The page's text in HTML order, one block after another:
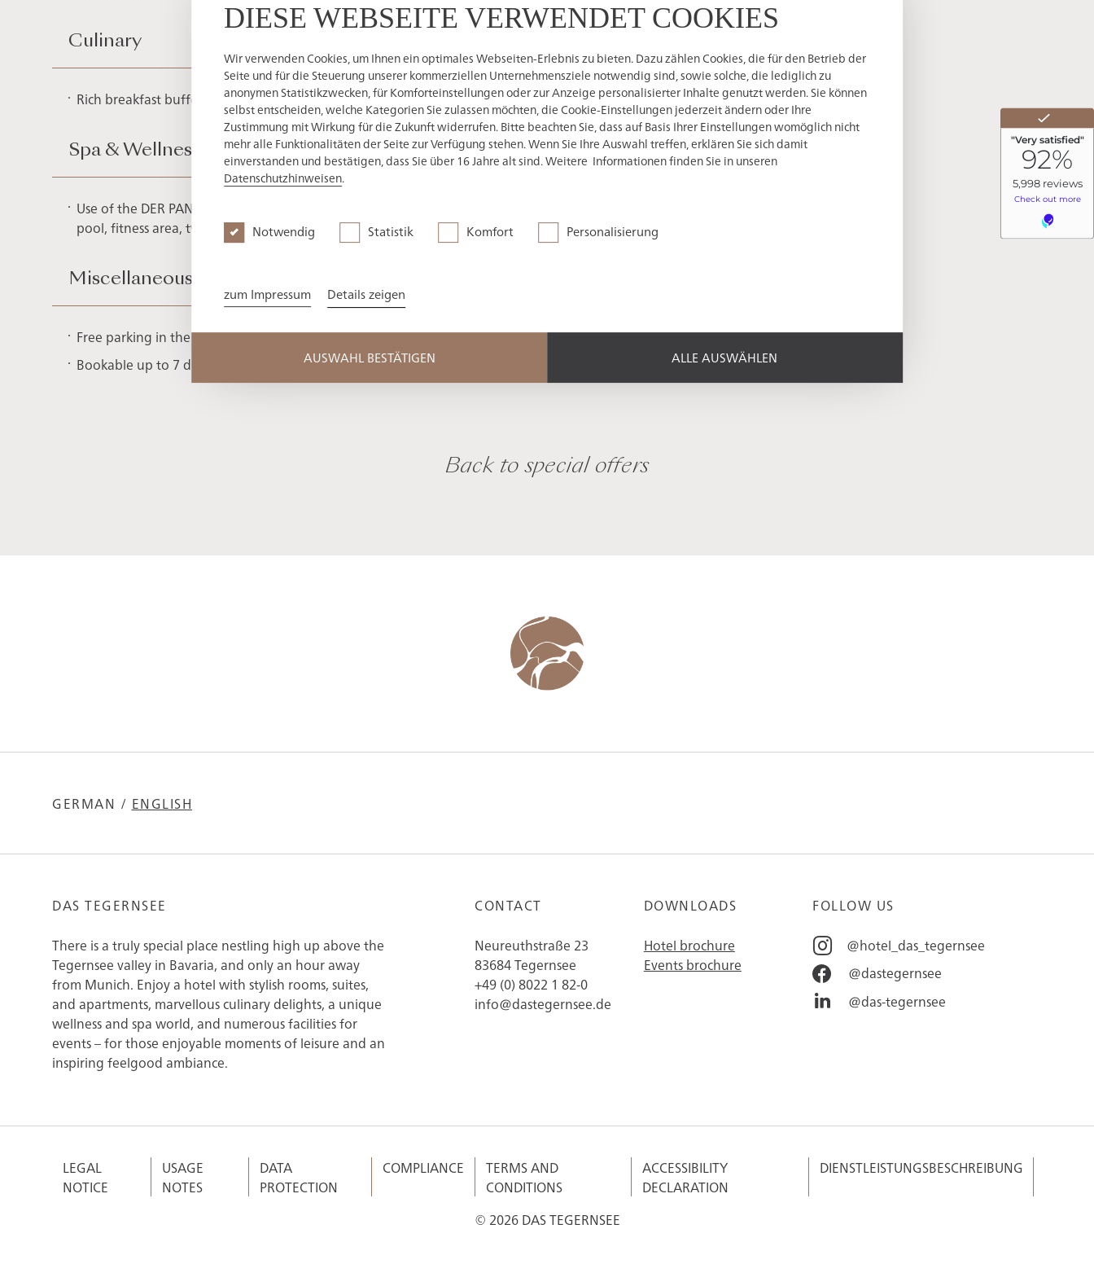
DIESE WEBSEITE VERWENDET COOKIES
Wir verwenden Cookies, um Ihnen ein optimales Webseiten-Erlebnis zu bieten. Dazu zählen Cookies, die für den Betrieb der
Seite und für die Steuerung unserer kommerziellen Unternehmensziele notwendig sind, sowie solche, die lediglich zu
anonymen Statistikzwecken, für Komforteinstellungen oder zur Anzeige personalisierter Inhalte genutzt werden. Sie können
selbst entscheiden, welche Kategorien Sie zulassen möchten, die Cookie-Einstellungen jederzeit ändern oder Ihre
Zustimmung mit Wirkung für die Zukunft widerrufen. Bitte beachten Sie, dass auf Basis Ihrer Einstellungen womöglich nicht
mehr alle Funktionalitäten der Seite zur Verfügung stehen. Wenn Sie Ihre Auswahl treffen, erklären Sie sich damit
einverstanden und bestätigen, dass Sie über 16 Jahre alt sind. Weitere Informationen finden Sie in unseren
Datenschutzhinweisen.
Notwendig Statistik Komfort Personalisierung
zum Impressum Details zeigen
AUSWAHL BESTÄTIGEN ALLE AUSWÄHLEN
Culinary
Rich breakfast buffet from 7:00 a.m. to 11:00 a.m. at DAS SENGER | Restaurant with sun terrace
Spa & Wellness
Use of the DER PANORAMA SPA with panoramic sauna, four themed saunas, indoor and outdoor
pool, fitness area, two sun decks and cosy fireplace corner
Miscellaneous
Free parking in the underground car park
Bookable up to 7 days before arrival
Back to special offers
GERMAN / ENGLISH
DAS TEGERNSEE
There is a truly special place nestling high up above the
Tegernsee valley in Bavaria, and only an hour away
from Munich. Enjoy a hotel with stylish rooms, suites,
and apartments, marvellous culinary delights, a unique
wellness and spa world, and numerous facilities for
events – for those enjoyable moments of leisure and an
inspiring feelgood ambiance.
CONTACT
Neureuthstraße 23
83684 Tegernsee
+49 (0) 8022 1 82-0
info@dastegernsee.de
DOWNLOADS
Hotel brochure
Events brochure
FOLLOW US
@hotel_das_tegernsee
@dastegernsee
@das-tegernsee
LEGAL
NOTICE
USAGE
NOTES
DATA
PROTECTION
COMPLIANCE
TERMS AND
CONDITIONS
ACCESSIBILITY
DECLARATION
DIENSTLEISTUNGSBESCHREIBUNG
© 2026 DAS TEGERNSEE